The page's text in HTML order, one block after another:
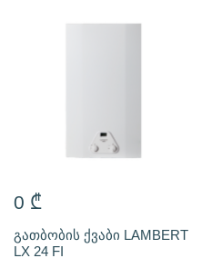
0 ₾
გათბობის ქვაბი LAMBERT
LX 24 FI